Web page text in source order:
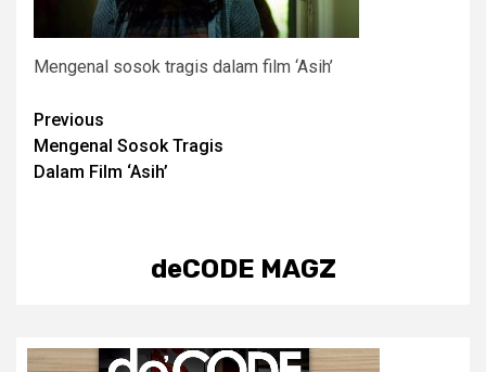
Mengenal sosok tragis dalam film ‘Asih’
Post
navigation
Previous
Mengenal Sosok Tragis
Dalam Film ‘Asih’
deCODE MAGZ